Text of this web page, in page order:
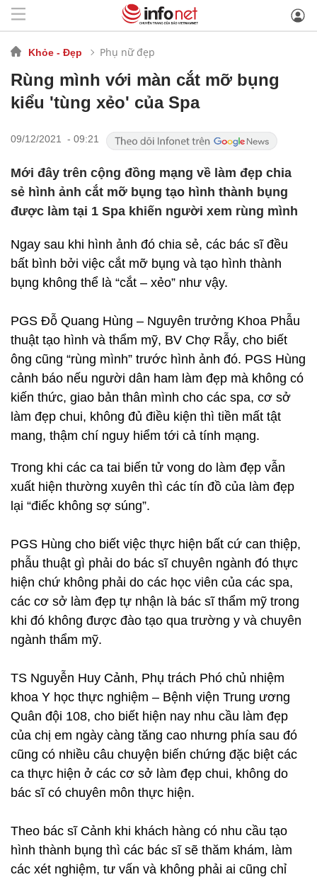
Khỏe - Đẹp Phụ nữ đẹp
Rùng mình với màn cắt mỡ bụng
kiểu 'tùng xẻo' của Spa
09/12/2021 - 09:21
Mới đây trên cộng đồng mạng về làm đẹp chia
sẻ hình ảnh cắt mỡ bụng tạo hình thành bụng
được làm tại 1 Spa khiến người xem rùng mình
Ngay sau khi hình ảnh đó chia sẻ, các bác sĩ đều
bất bình bởi việc cắt mỡ bụng và tạo hình thành
bụng không thể là “cắt – xẻo” như vậy.
PGS Đỗ Quang Hùng – Nguyên trưởng Khoa Phẫu
thuật tạo hình và thẩm mỹ, BV Chợ Rẫy, cho biết
ông cũng “rùng mình” trước hình ảnh đó. PGS Hùng
cảnh báo nếu người dân ham làm đẹp mà không có
kiến thức, giao bản thân mình cho các spa, cơ sở
làm đẹp chui, không đủ điều kiện thì tiền mất tật
mang, thậm chí nguy hiểm tới cả tính mạng.
Trong khi các ca tai biến tử vong do làm đẹp vẫn
xuất hiện thường xuyên thì các tín đồ của làm đẹp
lại “điếc không sợ súng”.
PGS Hùng cho biết việc thực hiện bất cứ can thiệp,
phẫu thuật gì phải do bác sĩ chuyên ngành đó thực
hiện chứ không phải do các học viên của các spa,
các cơ sở làm đẹp tự nhận là bác sĩ thẩm mỹ trong
khi đó không được đào tạo qua trường y và chuyên
ngành thẩm mỹ.
TS Nguyễn Huy Cảnh, Phụ trách Phó chủ nhiệm
khoa Y học thực nghiệm – Bệnh viện Trung ương
Quân đội 108, cho biết hiện nay nhu cầu làm đẹp
của chị em ngày càng tăng cao nhưng phía sau đó
cũng có nhiều câu chuyện biến chứng đặc biệt các
ca thực hiện ở các cơ sở làm đẹp chui, không do
bác sĩ có chuyên môn thực hiện.
Theo bác sĩ Cảnh khi khách hàng có nhu cầu tạo
hình thành bụng thì các bác sĩ sẽ thăm khám, làm
các xét nghiệm, tư vấn và không phải ai cũng chỉ